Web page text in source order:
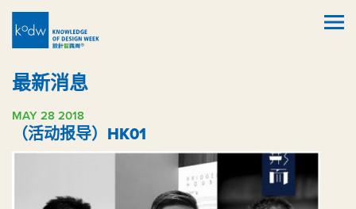
最新消息
MAY 28 2018
（活动报导）HK01